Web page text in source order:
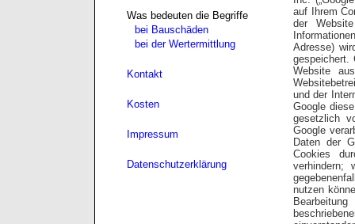
Was bedeuten die Begriffe
bei Bauschäden
bei der Wertermittlung
Kontakt
Kosten
Impressum
Datenschutzerklärung
auf Ihrem
der
Adresse)
gespeichert.
Website
und der
Google
gesetzlich
Google
Daten der
Cookies
verhindern;
nutzen